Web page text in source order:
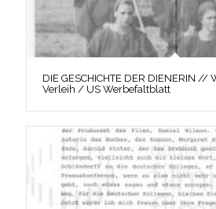
DIE GESCHICHTE DER DIENERIN //
Verleih / US Werbefaltblatt